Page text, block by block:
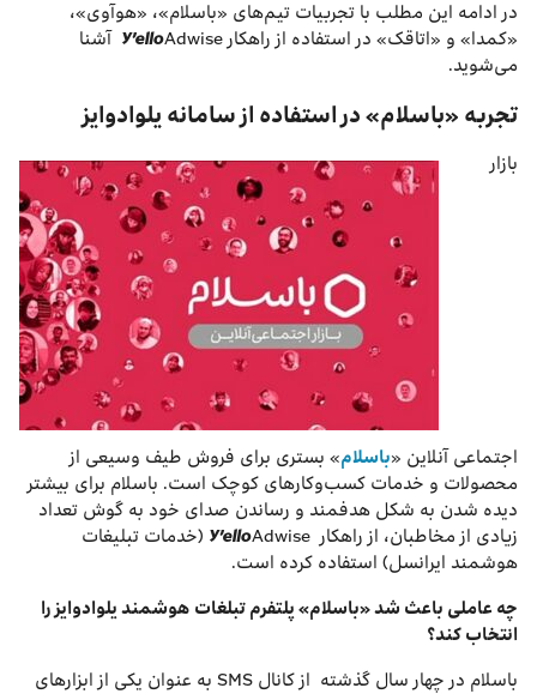
در ادامه این مطلب با تجربیات تیم‌های «باسلام»، «هوآوی»،
«کمدا» و «اتاقک» در استفاده از راهکار Y’elloAdwise آشنا
می‌شوید.
تجربه «باسلام» در استفاده از سامانه یلوادوایز
بازار
اجتماعی آنلاین «باسلام» بستری برای فروش طیف وسیعی از
محصولات و خدمات کسب‌و‌کارهای کوچک است. باسلام برای بیشتر
دیده شدن به شکل هدفمند و رساندن صدای خود به گوش تعداد
زیادی از مخاطبان،‌ از راهکار Y’elloAdwise (خدمات تبلیغات
هوشمند ایرانسل) استفاده کرده است.
چه عاملی باعث شد «باسلام» پلتفرم تبلغات هوشمند یلوادوایز را
انتخاب کند؟
باسلام در چهار سال گذشته از کانال SMS به عنوان یکی از ابزارهای